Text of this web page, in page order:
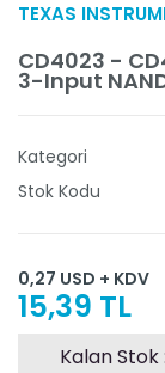
TEXAS
CD4023 -
3-Input
Kategori
Stok Kodu
0,27 USD + KDV
15,39 TL
Kalan Stok :